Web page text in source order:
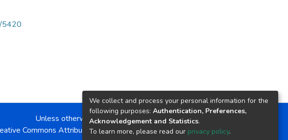
5420
Unless otherwise noted, the item license is described as:
Commons Attribution-NonCommercial-NoDerivs 4.0 License
We collect and process your personal information for the
following purposes: Authentication, Preferences,
Acknowledgement and Statistics.
To learn more, please read our privacy policy.